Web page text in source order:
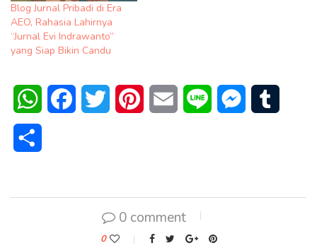
Blog Jurnal Pribadi di Era
AEO, Rahasia Lahirnya
“Jurnal Evi Indrawanto”
yang Siap Bikin Candu
WhatsAppFacebookTwitter PinterestEmail Line Messenger
0 comment
0